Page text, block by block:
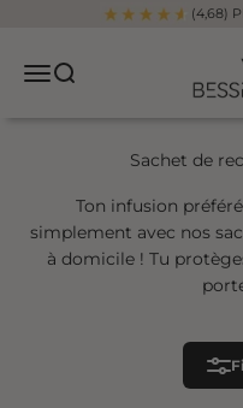
Aller au contenu (4,68)
Ouvrir le menu de
Ouvrir la recherche
Sachet de
Ton infusion
simplement avec nos
à domicile ! Tu